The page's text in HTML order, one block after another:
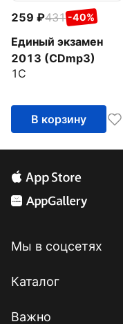
259 431 -40%
Единый экзамен
2013 (CDmp3)
1С
В корзину
Мы в соцсетях
Каталог
Важно